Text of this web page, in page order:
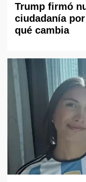
Trump firmó
ciudadanía
qué cambia